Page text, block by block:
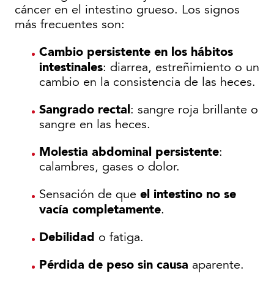
cáncer en el intestino grueso. Los signos
más frecuentes son:
Cambio persistente en los hábitos
intestinales: diarrea, estreñimiento o un
cambio en la consistencia de las heces.
Sangrado rectal: sangre roja brillante o
sangre en las heces.
Molestia abdominal persistente:
calambres, gases o dolor.
Sensación de que el intestino no se
vacía completamente.
Debilidad o fatiga.
Pérdida de peso sin causa aparente.